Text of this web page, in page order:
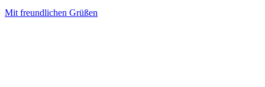
Mit freundlichen Grüßen